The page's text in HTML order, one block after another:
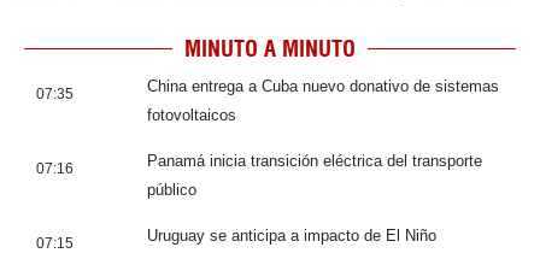
MINUTO A MINUTO
07:35
China entrega a Cuba nuevo donativo de sistemas
fotovoltaicos
07:16
Panamá inicia transición eléctrica del transporte
público
07:15 Uruguay se anticipa a impacto de El Niño